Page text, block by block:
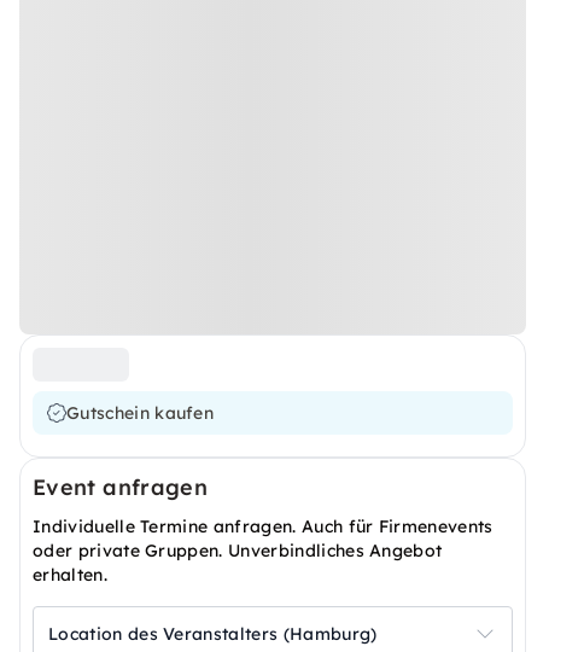
Gutschein kaufen
Event anfragen
Individuelle Termine anfragen. Auch für Firmenevents
oder private Gruppen. Unverbindliches Angebot
erhalten.
Location des Veranstalters (Hamburg)